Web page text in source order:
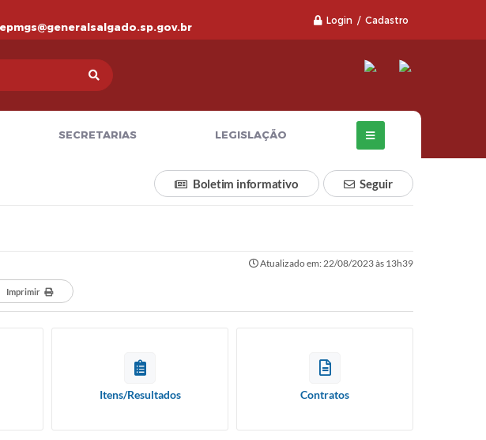
Login / Cadastro
SECRETARIAS LEGISLAÇÃO
Seguir
Boletim informativo
Atualizado em: 22/08/2023 às 13h39
Imprimir
Itens/Resultados Contratos